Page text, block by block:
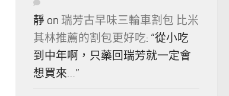
靜 on 瑞芳古早味三輪車割包 比米
其林推薦的割包更好吃: “從小吃
到中年啊，只藥回瑞芳就一定會
想買來…”